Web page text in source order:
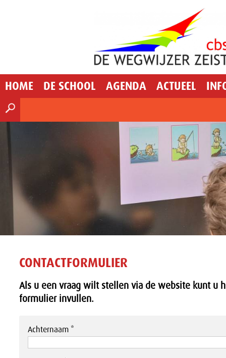
HOME DE SCHOOL AGENDA ACTUEEL
CONTACTFORMULIER
Als u een vraag wilt stellen via de website kunt u
formulier invullen.
Achternaam *